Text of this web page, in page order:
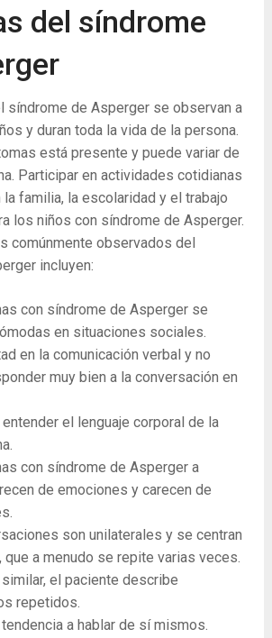
del síndrome
síndrome de Asperger se observan a
y duran toda la vida de la persona.
está presente y puede variar de
Participar en actividades cotidianas
familia, la escolaridad y el trabajo
los niños con síndrome de Asperger.
comúnmente observados del
incluyen:
con síndrome de Asperger se
en situaciones sociales.
en la comunicación verbal y no
muy bien a la conversación en
el lenguaje corporal de la
con síndrome de Asperger a
de emociones y carecen de
son unilaterales y se centran
que a menudo se repite varias veces.
similar, el paciente describe
repetidos.
a hablar de sí mismos.